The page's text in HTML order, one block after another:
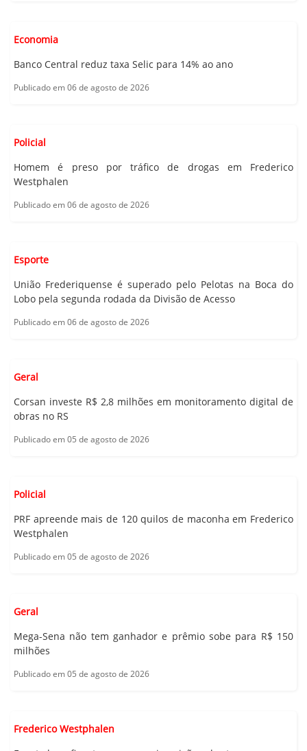
Economia
Banco Central reduz taxa Selic para 14% ao ano
Publicado em 06 de agosto de 2026
Policial
Homem é preso por tráfico de drogas em Frederico
Westphalen
Publicado em 06 de agosto de 2026
Esporte
União Frederiquense é superado pelo Pelotas na Boca do
Lobo pela segunda rodada da Divisão de Acesso
Publicado em 06 de agosto de 2026
Geral
Corsan investe R$ 2,8 milhões em monitoramento digital de
obras no RS
Publicado em 05 de agosto de 2026
Policial
PRF apreende mais de 120 quilos de maconha em Frederico
Westphalen
Publicado em 05 de agosto de 2026
Geral
Mega-Sena não tem ganhador e prêmio sobe para R$ 150
milhões
Publicado em 05 de agosto de 2026
Frederico Westphalen